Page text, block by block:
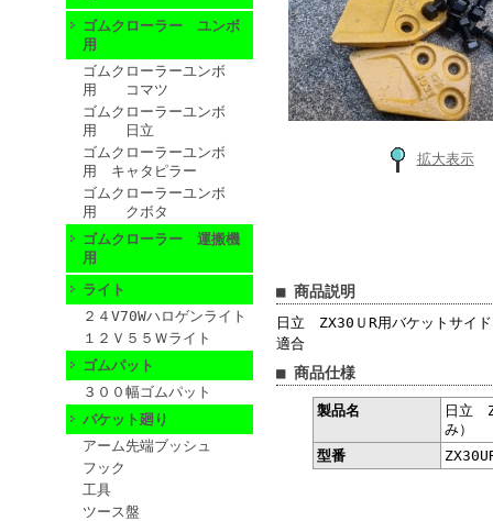
ゴムクローラー ユンボ
用
ゴムクローラーユンボ
用 コマツ
ゴムクローラーユンボ
用 日立
ゴムクローラーユンボ
用 キャタピラー
ゴムクローラーユンボ
用 クボタ
ゴムクローラー 運搬機
用
ライト
２４V70Wハロゲンライト
１２Ｖ５５Ｗライト
ゴムパット
３００幅ゴムパット
バケット廻り
アーム先端ブッシュ
フック
工具
ツース盤
拡大表示
■ 商品説明
日立 ZX30ＵR用バケットサ
適合
■ 商品仕様
製品名
日立
み）
型番